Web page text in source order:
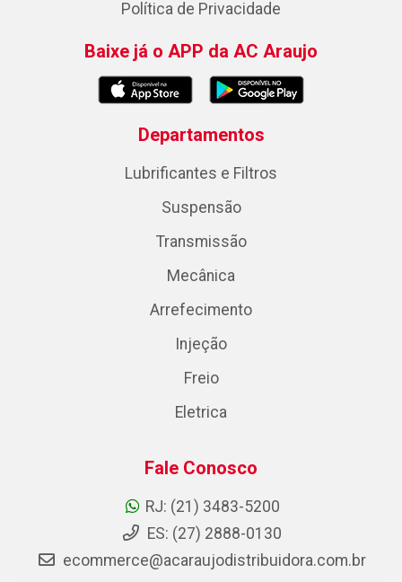
Política de Privacidade
Baixe já o APP da AC Araujo
Departamentos
Lubrificantes e Filtros
Suspensão
Transmissão
Mecânica
Arrefecimento
Injeção
Freio
Eletrica
Fale Conosco
RJ: (21) 3483-5200
ES: (27) 2888-0130
ecommerce@acaraujodistribuidora.com.br